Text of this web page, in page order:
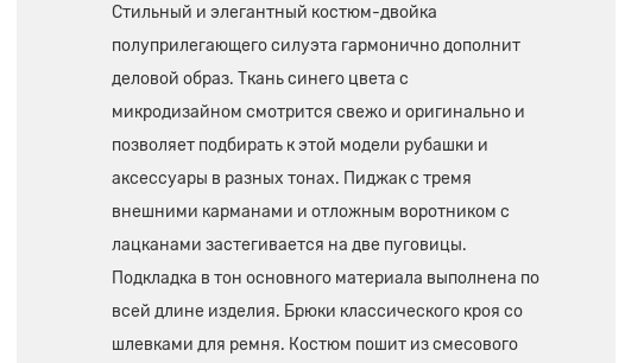
Стильный и элегантный костюм-двойка
полуприлегающего силуэта гармонично дополнит
деловой образ. Ткань синего цвета с
микродизайном смотрится свежо и оригинально и
позволяет подбирать к этой модели рубашки и
аксессуары в разных тонах. Пиджак с тремя
внешними карманами и отложным воротником с
лацканами застегивается на две пуговицы.
Подкладка в тон основного материала выполнена по
всей длине изделия. Брюки классического кроя со
шлевками для ремня. Костюм пошит из смесового